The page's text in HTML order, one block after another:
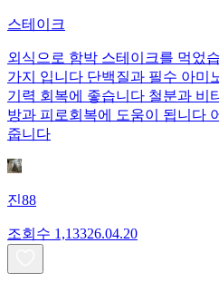
스테이크
외식으로 함박 스테이크를 먹었
가지 입니다 단백질과 필수 아미
기력 회복에 좋습니다 철분과 비
방과 피로회복에 도움이 됩니다
줍니다
진88
조회수 1,13326.04.20